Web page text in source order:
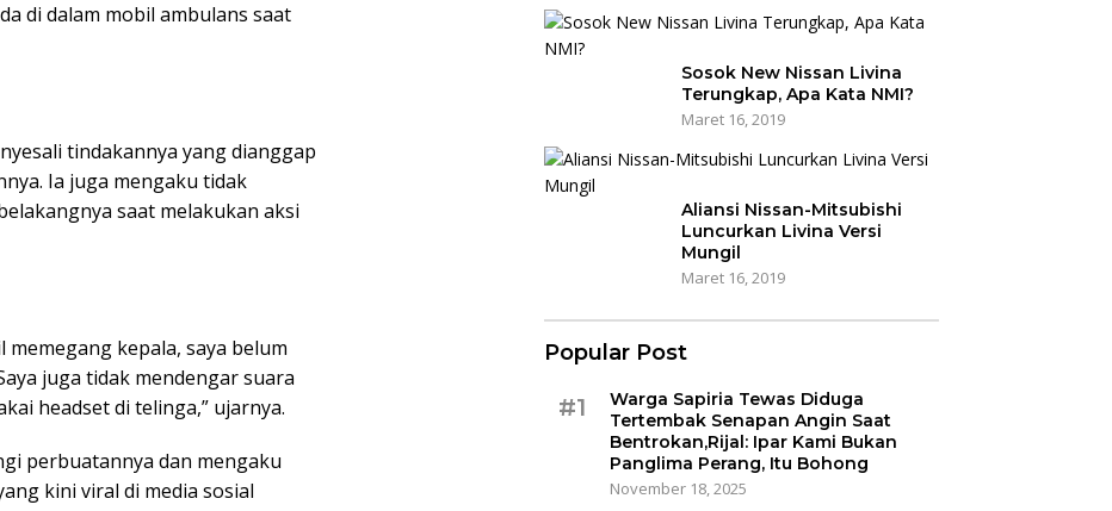
di dalam mobil ambulans saat
tindakannya yang dianggap
Ia juga mengaku tidak
saat melakukan aksi
memegang kepala, saya belum
juga tidak mendengar suara
headset di telinga,” ujarnya.
perbuatannya dan mengaku
kini viral di media sosial
Sosok New Nissan Livina
Terungkap, Apa Kata NMI?
Maret 16, 2019
Aliansi Nissan-Mitsubishi
Luncurkan Livina Versi
Mungil
Maret 16, 2019
Popular Post
#1
Warga Sapiria Tewas Diduga
Tertembak Senapan Angin Saat
Bentrokan,Rijal: Ipar Kami Bukan
Panglima Perang, Itu Bohong
November 18, 2025